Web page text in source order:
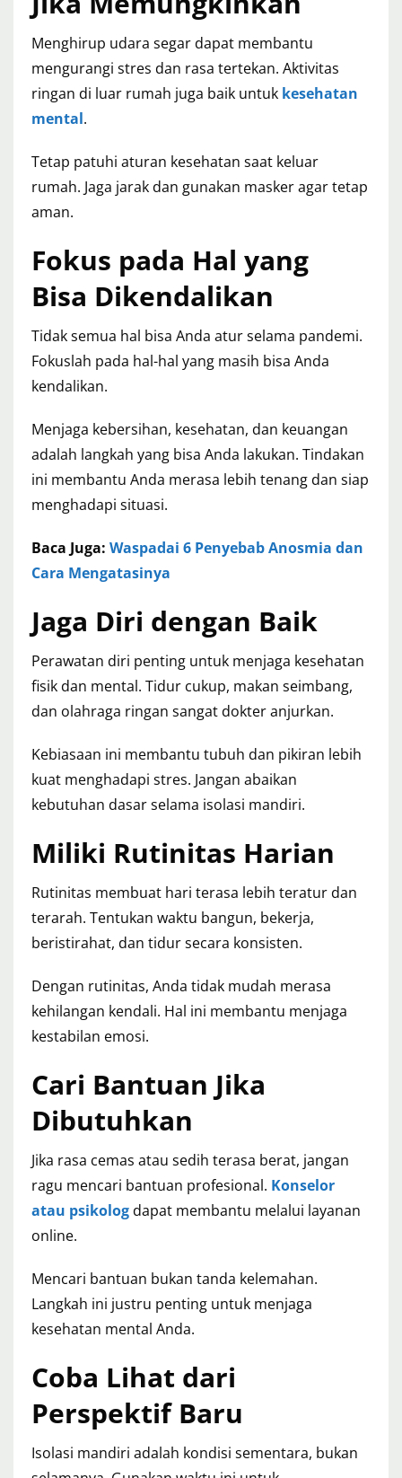
Menghirup udara segar dapat membantu
mengurangi stres dan rasa tertekan. Aktivitas
ringan di luar rumah juga baik untuk kesehatan
mental.
Tetap patuhi aturan kesehatan saat keluar
rumah. Jaga jarak dan gunakan masker agar tetap
aman.
Fokus pada Hal yang
Bisa Dikendalikan
Tidak semua hal bisa Anda atur selama pandemi.
Fokuslah pada hal-hal yang masih bisa Anda
kendalikan.
Menjaga kebersihan, kesehatan, dan keuangan
adalah langkah yang bisa Anda lakukan. Tindakan
ini membantu Anda merasa lebih tenang dan siap
menghadapi situasi.
Baca Juga: Waspadai 6 Penyebab Anosmia dan
Cara Mengatasinya
Jaga Diri dengan Baik
Perawatan diri penting untuk menjaga kesehatan
fisik dan mental. Tidur cukup, makan seimbang,
dan olahraga ringan sangat dokter anjurkan.
Kebiasaan ini membantu tubuh dan pikiran lebih
kuat menghadapi stres. Jangan abaikan
kebutuhan dasar selama isolasi mandiri.
Miliki Rutinitas Harian
Rutinitas membuat hari terasa lebih teratur dan
terarah. Tentukan waktu bangun, bekerja,
beristirahat, dan tidur secara konsisten.
Dengan rutinitas, Anda tidak mudah merasa
kehilangan kendali. Hal ini membantu menjaga
kestabilan emosi.
Cari Bantuan Jika
Dibutuhkan
Jika rasa cemas atau sedih terasa berat, jangan
ragu mencari bantuan profesional. Konselor
atau psikologdapat membantu melalui layanan
online.
Mencari bantuan bukan tanda kelemahan.
Langkah ini justru penting untuk menjaga
kesehatan mental Anda.
Coba Lihat dari
Perspektif Baru
Isolasi mandiri adalah kondisi sementara, bukan